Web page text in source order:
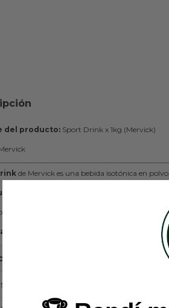
del producto: Sport Drink x 1kg (Mervick)
de Mervick es una bebida isotónica en
Mervick
bebida isotónica con electrolitos clave
isotónica tomar según la duración del
del esfuerzo
de 60 min